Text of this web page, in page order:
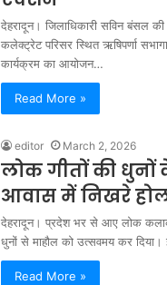
देहरादून। जिलाधिकारी सविन बंसल की
कलेक्ट्रेट परिसर स्थित ऋषिपर्णा
कार्यक्रम का आयोजन…
Read More »
editor March 2, 2026
लोक गीतों की धुनों
आवास में निखरे
देहरादून। प्रदेश भर से आए लोक
धुनों से माहौल को उत्सवमय कर
Read More »